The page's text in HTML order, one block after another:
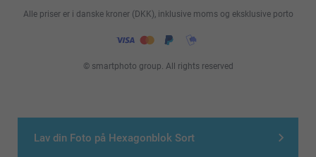
Lav din Foto på Hexagonblok Sort
© smartphoto group. All rights reserved
Alle priser er i danske kroner (DKK), inklusive moms og eksklusive porto